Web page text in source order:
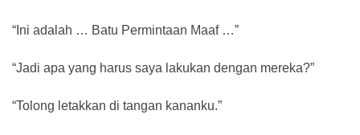
“Ini adalah … Batu Permintaan Maaf …”
“Jadi apa yang harus saya lakukan dengan mereka?”
“Tolong letakkan di tangan kananku.”